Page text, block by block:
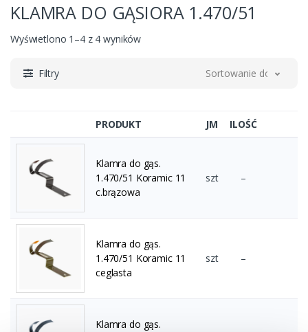
KLAMRA DO GĄSIORA 1.470/51
Wyświetlono 1–4 z 4 wyników
Filtry Sortowanie domyślne
PRODUKT JM ILOŚĆ
Klamra do gąs.
1.470/51 Koramic 11
c.brązowa
szt –
Klamra do gąs.
1.470/51 Koramic 11
ceglasta
szt –
Klamra do gąs.